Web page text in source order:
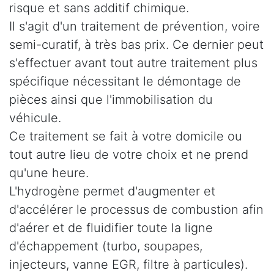
risque et sans additif chimique.
Il s'agit d'un traitement de prévention, voire
semi-curatif, à très bas prix. Ce dernier peut
s'effectuer avant tout autre traitement plus
spécifique nécessitant le démontage de
pièces ainsi que l'immobilisation du
véhicule.
Ce traitement se fait à votre domicile ou
tout autre lieu de votre choix et ne prend
qu'une heure.
L'hydrogène permet d'augmenter et
d'accélérer le processus de combustion afin
d'aérer et de fluidifier toute la ligne
d'échappement (turbo, soupapes,
injecteurs, vanne EGR, filtre à particules).